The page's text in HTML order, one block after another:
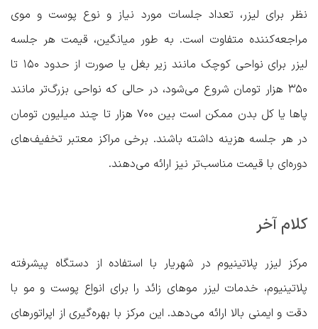
نظر برای لیزر، تعداد جلسات مورد نیاز و نوع پوست و موی
مراجعه‌کننده متفاوت است. به طور میانگین، قیمت هر جلسه
لیزر برای نواحی کوچک مانند زیر بغل یا صورت از حدود ۱۵۰ تا
۳۵۰ هزار تومان شروع می‌شود، در حالی که نواحی بزرگ‌تر مانند
پاها یا کل بدن ممکن است بین ۷۰۰ هزار تا چند میلیون تومان
در هر جلسه هزینه داشته باشند. برخی مراکز معتبر تخفیف‌های
دوره‌ای با قیمت مناسب‌تر نیز ارائه می‌دهند.
کلام آخر
مرکز لیزر پلاتینیوم در شهریار با استفاده از دستگاه پیشرفته
پلاتینیوم، خدمات لیزر موهای زائد را برای انواع پوست و مو با
دقت و ایمنی بالا ارائه می‌دهد. این مرکز با بهره‌گیری از اپراتورهای